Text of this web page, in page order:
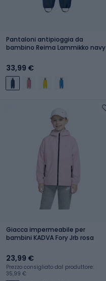
Pantaloni antipioggia da
bambino Reima Lammikko navy
33,99 €
Giacca impermeabile per
bambini KADVA Fory Jrb rosa
23,99 €
Prezzo consigliato dal produttore:
35,99 €